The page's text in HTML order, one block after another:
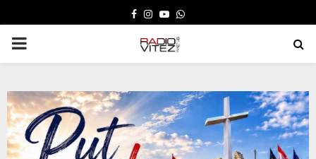
FACEBOOK
INSTAGRAM
YOUTUBE
WHATSAPP
PRIMARY